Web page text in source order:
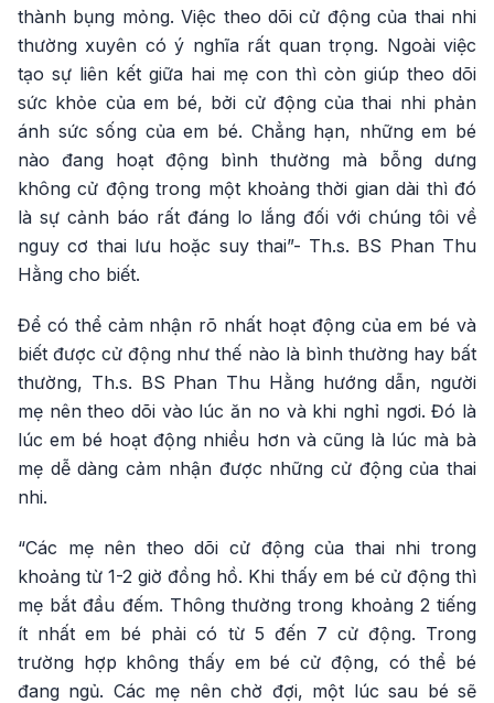
thành bụng mỏng. Việc theo dõi cử động của thai nhi
thường xuyên có ý nghĩa rất quan trọng. Ngoài việc
tạo sự liên kết giữa hai mẹ con thì còn giúp theo dõi
sức khỏe của em bé, bởi cử động của thai nhi phản
ánh sức sống của em bé. Chẳng hạn, những em bé
nào đang hoạt động bình thường mà bỗng dưng
không cử động trong một khoảng thời gian dài thì đó
là sự cảnh báo rất đáng lo lắng đối với chúng tôi về
nguy cơ thai lưu hoặc suy thai”- Th.s. BS Phan Thu
Hằng cho biết.
Để có thể cảm nhận rõ nhất hoạt động của em bé và
biết được cử động như thế nào là bình thường hay bất
thường, Th.s. BS Phan Thu Hằng hướng dẫn, người
mẹ nên theo dõi vào lúc ăn no và khi nghỉ ngơi. Đó là
lúc em bé hoạt động nhiều hơn và cũng là lúc mà bà
mẹ dễ dàng cảm nhận được những cử động của thai
nhi.
“Các mẹ nên theo dõi cử động của thai nhi trong
khoảng từ 1-2 giờ đồng hồ. Khi thấy em bé cử động thì
mẹ bắt đầu đếm. Thông thường trong khoảng 2 tiếng
ít nhất em bé phải có từ 5 đến 7 cử động. Trong
trường hợp không thấy em bé cử động, có thể bé
đang ngủ. Các mẹ nên chờ đợi, một lúc sau bé sẽ